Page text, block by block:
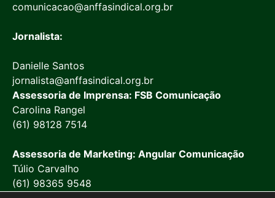
comunicacao@anffasindical.org.br
Jornalista:
Danielle Santos
jornalista@anffasindical.org.br
Assessoria de Imprensa: FSB Comunicação
Carolina Rangel
(61) 98128 7514
Assessoria de Marketing: Angular Comunicação
Túlio Carvalho
(61) 98365 9548